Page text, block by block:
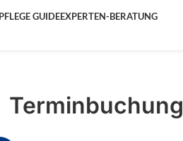
GUIDEEXPERTEN-BERATUNG
Terminbuchung